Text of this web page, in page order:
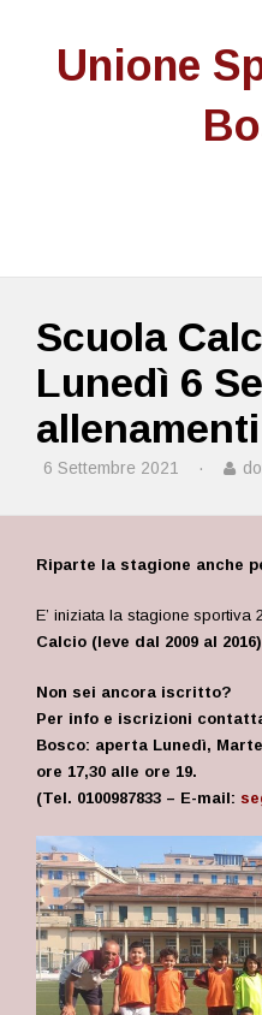
Unione
Scuola
Lunedì 6
allenamenti
6 Settembre 2021 ·
Riparte la stagione anche
E’ iniziata la stagione sportiva
Calcio (leve dal 2009 al
Non sei ancora iscritto?
Per info e iscrizioni
Bosco: aperta Lunedì,
ore 17,30 alle ore 19.
(Tel. 0100987833 – E-mail: